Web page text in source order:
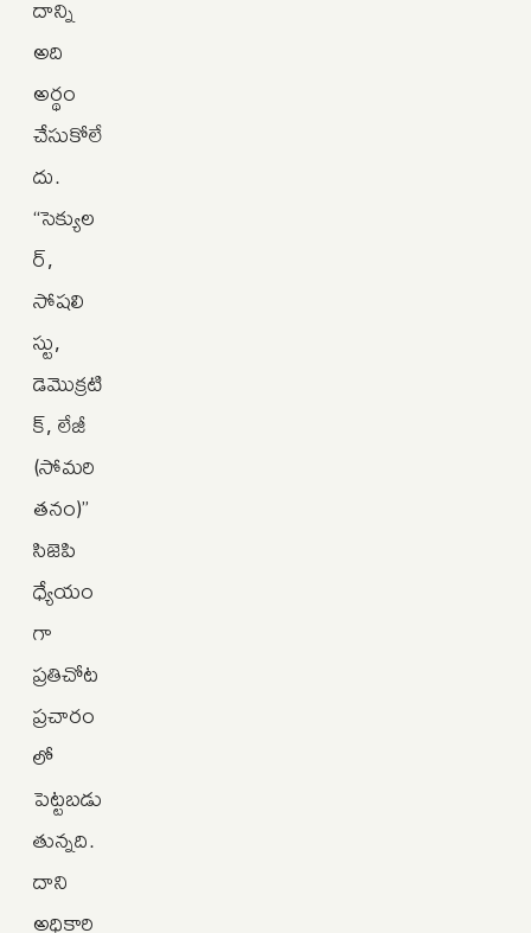
దాన్ని
అది
అర్థం
చేసుకోలే
దు.
“సెక్యుల
ర్,
సోషలి
స్టు,
డెమొక్రటి
క్, లేజీ
(సోమరి
తనం)”
సిజెపి
ధ్యేయం
గా
ప్రతిచోట
ప్రచారం
లో
పెట్టబడు
తున్నది.
దాని
అధికారి